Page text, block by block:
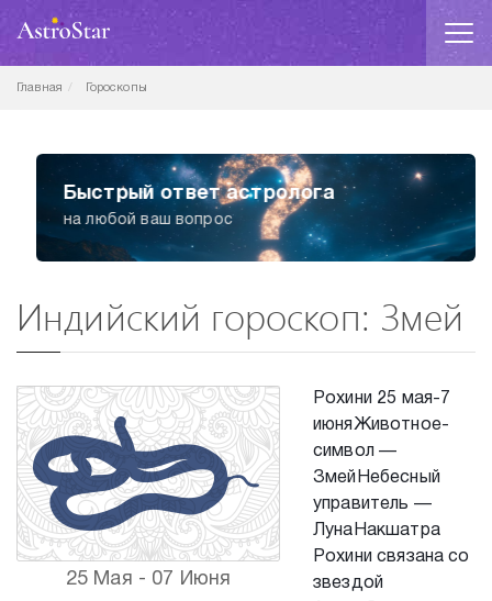
Главная Гороскопы
Быстрый ответ астролога
на любой ваш вопрос
Индийский гороскоп: Змей
25 Мая - 07 Июня
Рохини 25 мая-7
июняЖивотное-
символ —
ЗмейНебесный
управитель —
ЛунаНакшатра
Рохини связана со
звездой